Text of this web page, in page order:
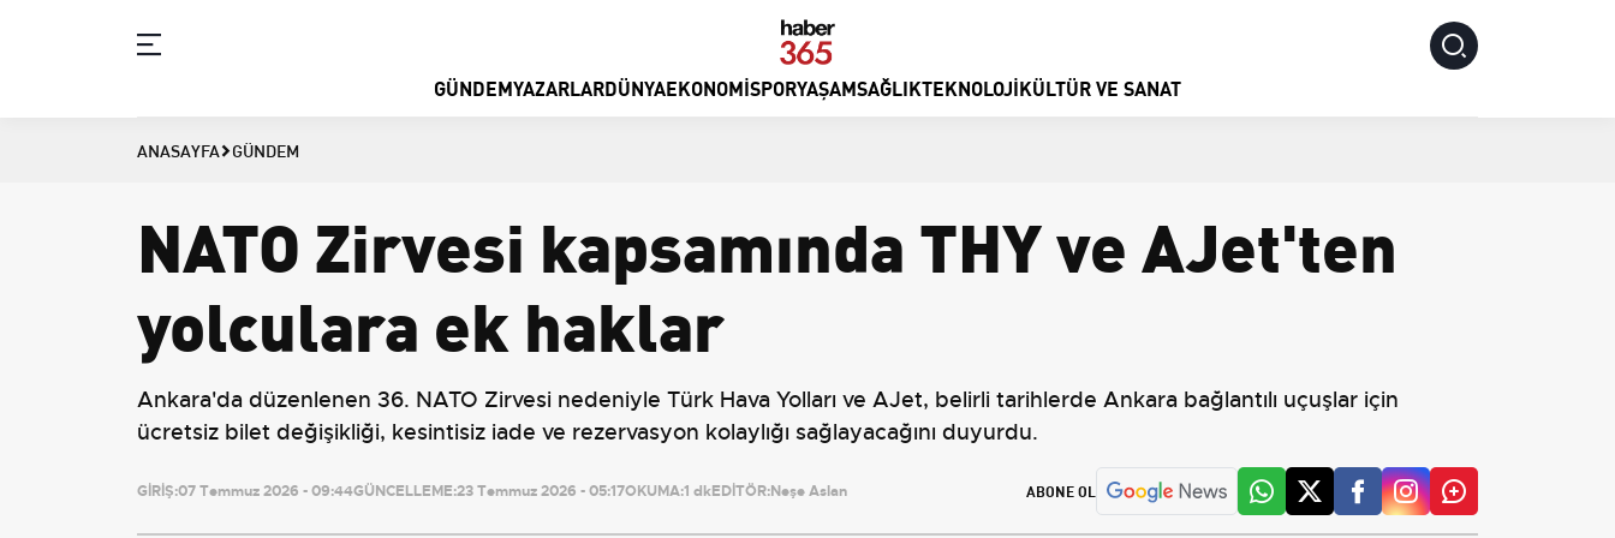
GÜNDEMYAZARLARDÜNYAEKONOMISPORYAŞAMSAĞLIKTEKNOLOJIKÜLTÜR VE SANAT
ANASAYFA GÜNDEM
NATO Zirvesi kapsamında THY ve AJet'ten
yolculara ek haklar
Ankara'da düzenlenen 36. NATO Zirvesi nedeniyle Türk Hava Yolları ve AJet, belirli tarihlerde Ankara bağlantılı uçuşlar için
ücretsiz bilet değişikliği, kesintisiz iade ve rezervasyon kolaylığı sağlayacağını duyurdu.
GİRİŞ:07 Temmuz 2026 - 09:44GÜNCELLEME:23 Temmuz 2026 - 05:17OKUMA:1 dkEDİTÖR:Neşe Aslan ABONE OL